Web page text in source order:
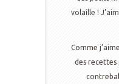
volaille !
Comme
des recettes